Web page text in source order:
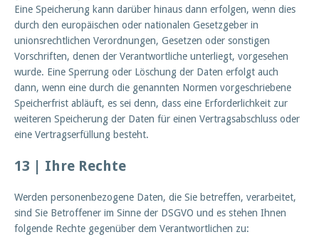
Eine Speicherung kann darüber hinaus dann erfolgen, wenn dies
durch den europäischen oder nationalen Gesetzgeber in
unionsrechtlichen Verordnungen, Gesetzen oder sonstigen
Vorschriften, denen der Verantwortliche unterliegt, vorgesehen
wurde. Eine Sperrung oder Löschung der Daten erfolgt auch
dann, wenn eine durch die genannten Normen vorgeschriebene
Speicherfrist abläuft, es sei denn, dass eine Erforderlichkeit zur
weiteren Speicherung der Daten für einen Vertragsabschluss oder
eine Vertragserfüllung besteht.
13 | Ihre Rechte
Werden personenbezogene Daten, die Sie betreffen, verarbeitet,
sind Sie Betroffener im Sinne der DSGVO und es stehen Ihnen
folgende Rechte gegenüber dem Verantwortlichen zu: